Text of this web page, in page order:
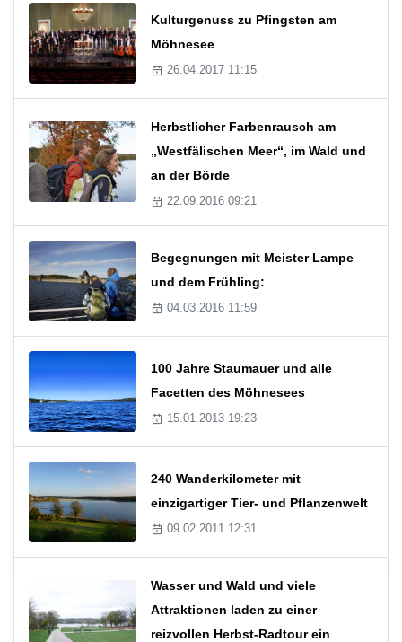
Kulturgenuss zu Pfingsten am
Möhnesee
26.04.2017 11:15
Herbstlicher Farbenrausch am
„Westfälischen Meer“, im Wald und
an der Börde
22.09.2016 09:21
Begegnungen mit Meister Lampe
und dem Frühling:
04.03.2016 11:59
100 Jahre Staumauer und alle
Facetten des Möhnesees
15.01.2013 19:23
240 Wanderkilometer mit
einzigartiger Tier- und Pflanzenwelt
09.02.2011 12:31
Wasser und Wald und viele
Attraktionen laden zu einer
reizvollen Herbst-Radtour ein